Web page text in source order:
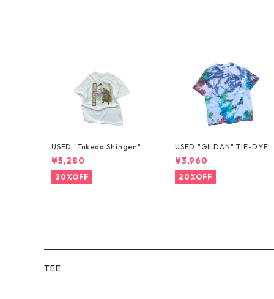
USED "Takeda Shingen" T
EE
¥5,280
20%OFF
USED "GILDAN" TIE-DYE
EE
¥3,960
20%OFF
TEE